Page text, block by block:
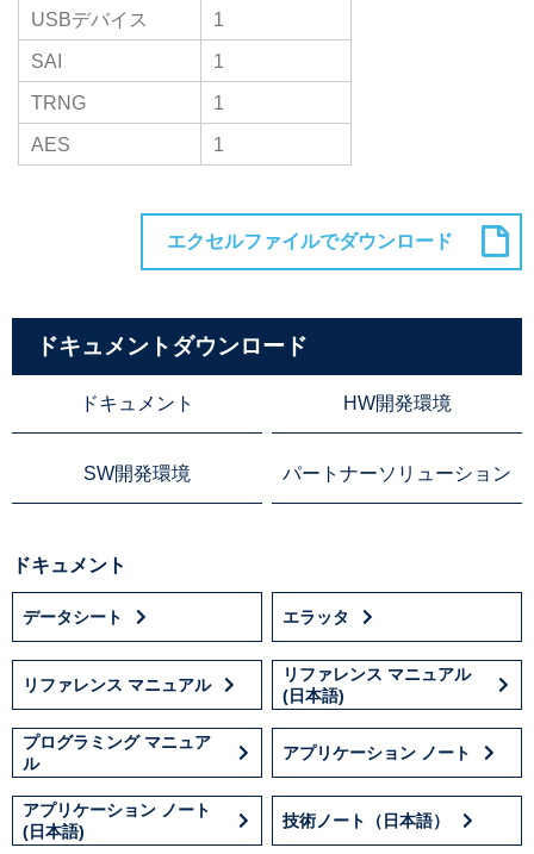
USBデバイス
1
SAI
1
TRNG
1
AES
1
ドキュメントダウンロード
ドキュメント HW開発環境
SW開発環境 パートナーソリューション
ドキュメント
データシート エラッタ
リファレンス マニュアル
リファレンス マニュアル
(日本語)
プログラミング マニュア
ル
アプリケーション ノート
アプリケーション ノート
(日本語)
技術ノート（日本語）